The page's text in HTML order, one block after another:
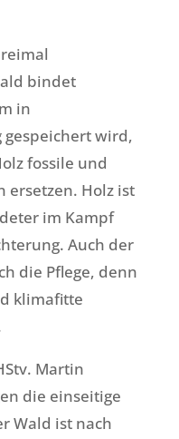
bindet
in
wird,
fossile und
ersetzen. Holz ist
im Kampf
Auch der
die Pflege, denn
klimafitte
Martin
die einseitige
Wald ist nach